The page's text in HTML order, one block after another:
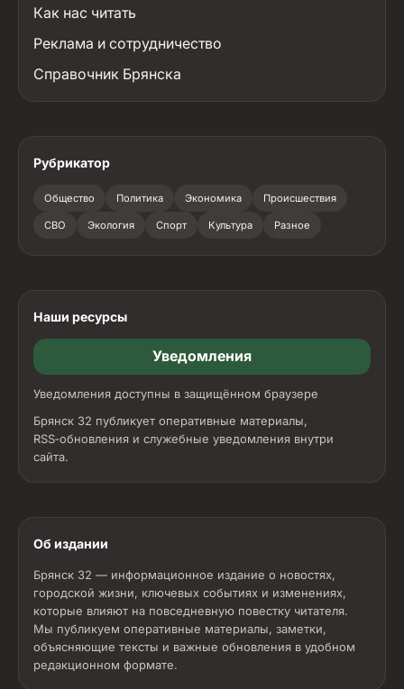
Как нас читать
Реклама и сотрудничество
Справочник Брянска
Рубрикатор
Общество Политика Экономика Происшествия
СВО Экология Спорт Культура Разное
Наши ресурсы
Уведомления
Уведомления доступны в защищённом браузере
Брянск 32 публикует оперативные материалы,
RSS‑обновления и служебные уведомления внутри
сайта.
Об издании
Брянск 32 — информационное издание о новостях,
городской жизни, ключевых событиях и изменениях,
которые влияют на повседневную повестку читателя.
Мы публикуем оперативные материалы, заметки,
объясняющие тексты и важные обновления в удобном
редакционном формате.